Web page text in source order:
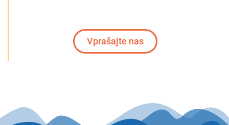
Vprašajte nas